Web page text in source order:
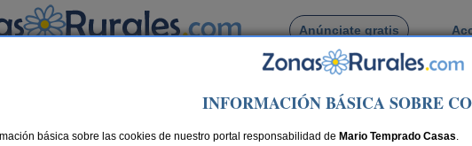
Anúnciate gratis
Busca por pueblo
Rurales cerca de Yeres
INFORMACIÓN BÁSICA SOBRE
básica sobre las cookies de nuestro portal responsabilidad de Mario Temprado Casas.